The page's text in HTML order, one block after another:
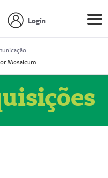
Login
Prestador Mosaicum Espaço Clínico Ltda (51004352-0)